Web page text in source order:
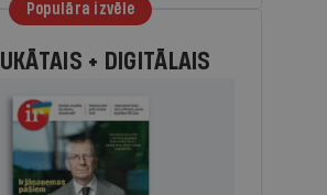
Populāra izvēle
+ DIGITĀLAIS